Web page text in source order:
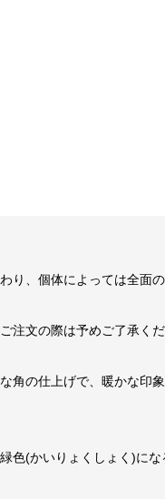
り、個体によっては全面
注文の際は予めご了承くだ
の仕上げで、暖かな印象
色(かいりょくしょく)にな